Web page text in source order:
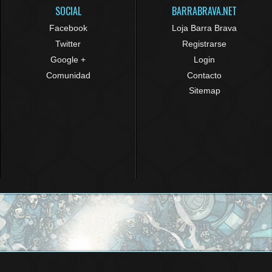
SOCIAL
Facebook
Twitter
Google +
Comunidad
BARRABRAVA.NET
Loja Barra Brava
Registrarse
Login
Contacto
Sitemap